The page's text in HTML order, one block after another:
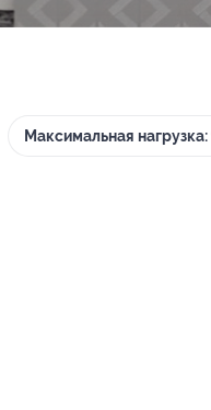
Максимальная